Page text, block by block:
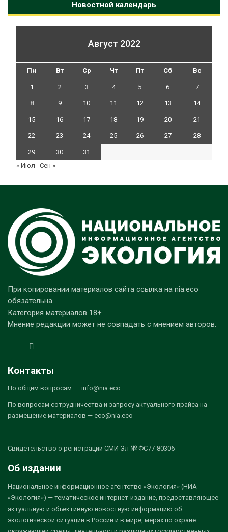
Новостной календарь
Август 2022
Пн Вт Ср Чт Пт Сб Вс
1 2 3 4 5 6 7
8 9 10 11 12 13 14
15 16 17 18 19 20 21
22 23 24 25 26 27 28
29 30
31
« Июл
Сен »
При копировании материалов сайта ссылка на nia.eco
обязательна.
Категория материалов 18+
Мнение редакции может не совпадать с мнением авторов.
Контакты
По общим вопросам — info@nia.eco
По вопросам сотрудничества и запросу актуального прайса на
размещение материалов — eco@nia.eco
Свидетельство о регистрации СМИ Эл № ФС77-80306
Об издании
Национальное информационное агентство «Экология» (НИА
«Экология») — тематическое интернет-издание, предоставляющее
актуальную и объективную новостную информацию об
экологической ситуации в России и в мире, мерах по охране